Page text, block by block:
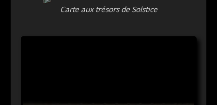
Carte aux trésors de Solstice